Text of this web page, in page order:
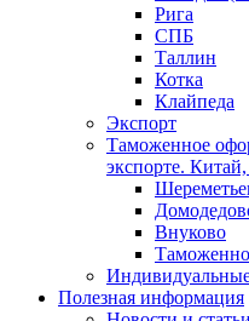
Рига
СПБ
Таллин
Котка
Клайпеда
Экспорт
Таможенное
экспорте.
Внуково
Полезная информация